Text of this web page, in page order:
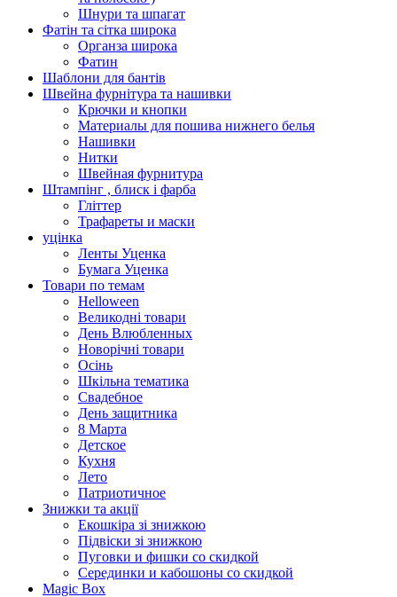
Шнури та шпагат
Фатін та сітка широка
Органза широка
Фатин
Шаблони для бантів
Швейна фурнітура та нашивки
Крючки и кнопки
Материалы для пошива нижнего белья
Нашивки
Нитки
Швейная фурнитура
Штампінг , блиск і фарба
Гліттер
Трафареты и маски
уцінка
Ленты Уценка
Бумага Уценка
Товари по темам
Helloween
Великодні товари
День Влюбленных
Новорічні товари
Осінь
Шкільна тематика
Свадебное
День защитника
8 Марта
Детское
Кухня
Лето
Патриотичное
Знижки та акції
Екошкіра зі знижкою
Підвіски зі знижкою
Пуговки и фишки со скидкой
Серединки и кабошоны со скидкой
Magic Box